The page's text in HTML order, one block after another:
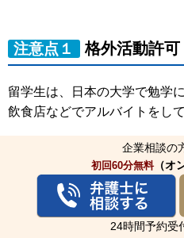
注意点１ 格外活動許可
留学生は、日本の大学で勉学
飲食店などでアルバイトをし
こうしたアルバイト生は、留
ているわけですので、資格外
現在、日本での資格外活動に
ぼっています。
企業相談の
初回60分無料（オ
24時間予約受